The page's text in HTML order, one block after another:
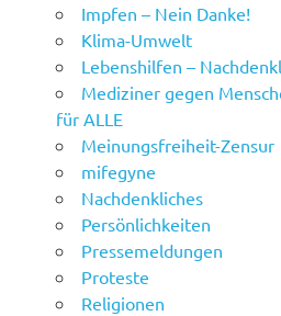
Impfen – Nein Danke!
Klima-Umwelt
Lebenshilfen –
Mediziner gegen
für ALLE
Meinungsfreiheit-Zensur
mifegyne
Nachdenkliches
Persönlichkeiten
Pressemeldungen
Proteste
Religionen